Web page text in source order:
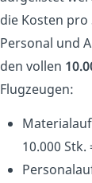
die Kosten
Personal und
den vollen
Flugzeugen:
10.000 Stk.